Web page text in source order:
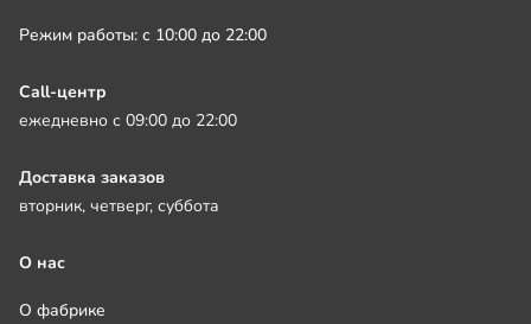
Режим работы: с 10:00 до 22:00
Call-центр
ежедневно с 09:00 до 22:00
Доставка заказов
вторник, четверг, суббота
О нас
О фабрике